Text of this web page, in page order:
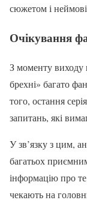
сюжетом і
Очікування
З моменту виходу
брехні» багато
того, остання
запитань, які
У зв’язку з цим,
багатьох
інформацію про
чекають на